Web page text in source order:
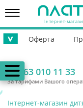
> Оферта
063 010 11 33
За тарифами Вашого
Інтернет-
Інтернет-магазин